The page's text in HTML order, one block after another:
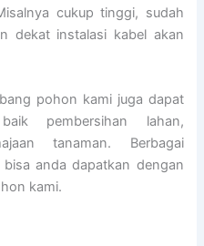
cukup tinggi, sudah
dekat instalasi kabel akan
pohon kami juga dapat
pembersihan lahan,
tanaman. Berbagai
anda dapatkan dengan
kami.